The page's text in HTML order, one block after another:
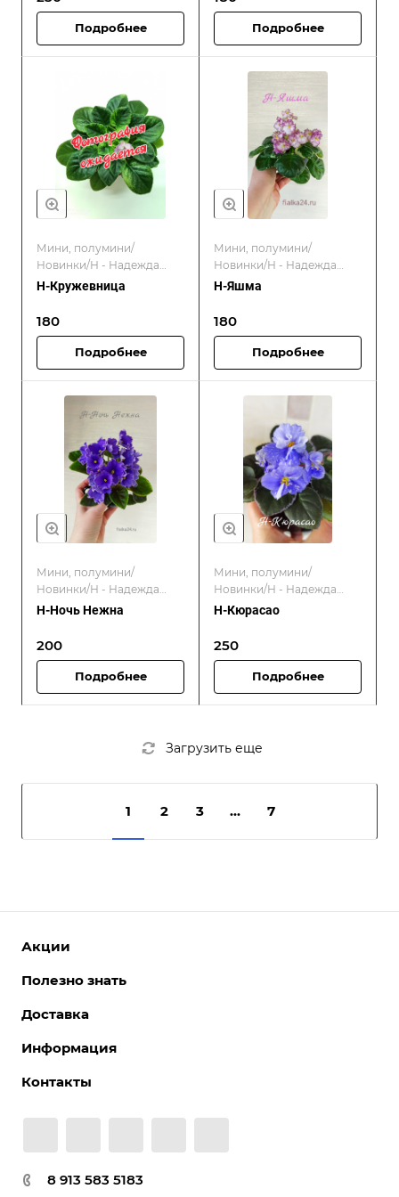
Подробнее Подробнее
Мини, полумини/
Новинки/Н - Надежда
Бердникова/
селекционеры
Н-Кружевница
180
Подробнее
Мини, полумини/
Новинки/Н - Надежда
Бердникова/
селекционеры
Н-Яшма
180
Подробнее
Мини, полумини/
Новинки/Н - Надежда
Бердникова/
селекционеры
Н-Ночь Нежна
200
Подробнее
Мини, полумини/
Новинки/Н - Надежда
Бердникова/
селекционеры
Н-Кюрасао
250
Подробнее
Загрузить еще
1 2 3 ... 7
Акции
Полезно знать
Доставка
Информация
Контакты
8 913 583 5183